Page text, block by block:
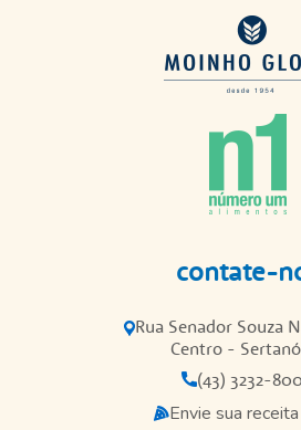
contate-
Rua Senador Souza
Centro -
(43) 3232-
Envie sua receita